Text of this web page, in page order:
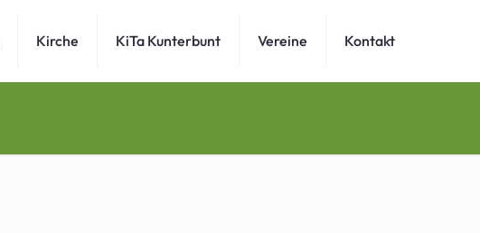
Kirche KiTa Kunterbunt Vereine Kontakt